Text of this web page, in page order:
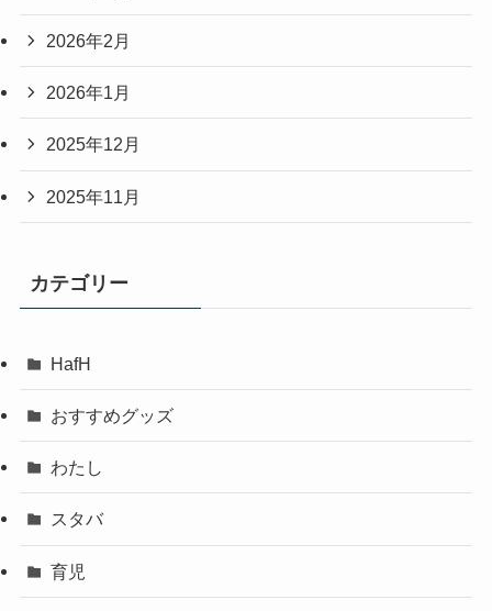
2026年2月
2026年1月
2025年12月
2025年11月
カテゴリー
HafH
おすすめグッズ
わたし
スタバ
育児